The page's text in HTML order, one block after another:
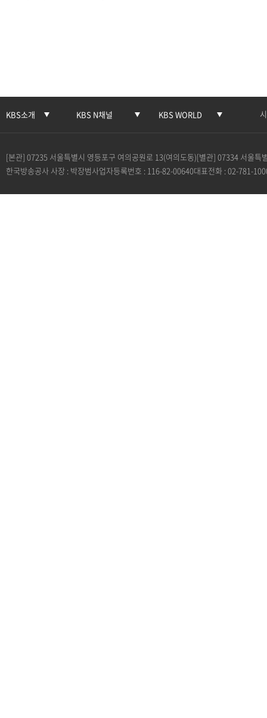
KBS소개 KBS N채널 KBS WORLD
[본관] 07235 서울특별시 영등포구 여의공원로 13(여의도동)[별관] 07334 서울특
한국방송공사 사장 : 박장범사업자등록번호 : 116-82-00640대표전화 : 02-781-